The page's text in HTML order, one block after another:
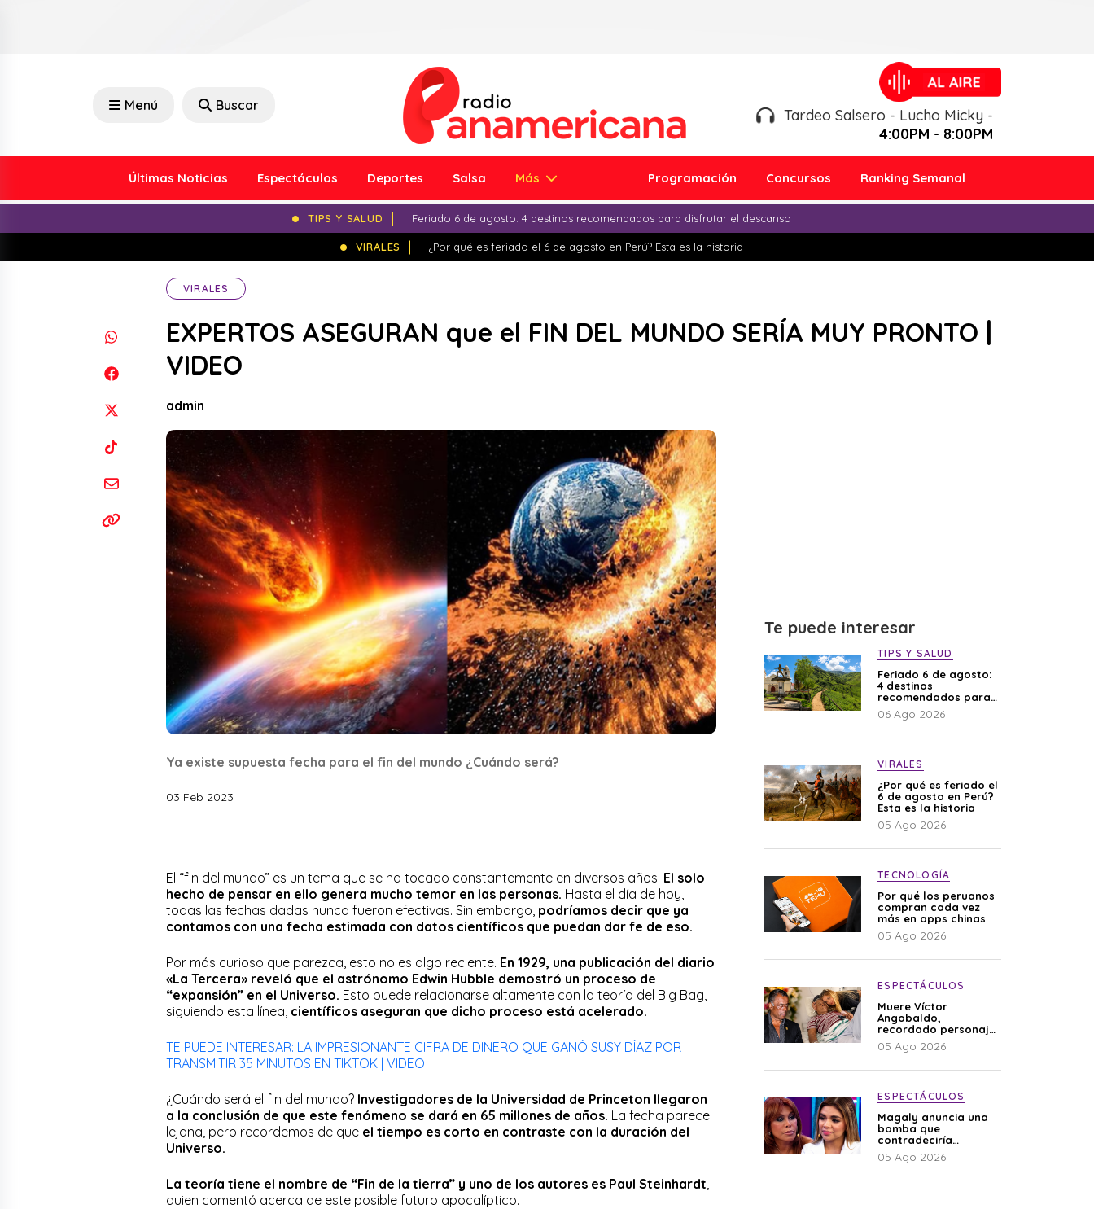
Menú Buscar
Tardeo Salsero - Lucho Micky -
4:00PM - 8:00PM
Últimas Noticias Espectáculos Deportes Salsa Más Programación Concursos Ranking Semanal
TIPS Y SALUD Feriado 6 de agosto: 4 destinos recomendados para disfrutar el descanso
VIRALES ¿Por qué es feriado el 6 de agosto en Perú? Esta es la historia
VIRALES
EXPERTOS ASEGURAN que el FIN DEL MUNDO SERÍA MUY PRONTO |
VIDEO
admin
Ya existe supuesta fecha para el fin del mundo ¿Cuándo será?
03 Feb 2023
El “fin del mundo” es un tema que se ha tocado constantemente en diversos años. El solo
hecho de pensar en ello genera mucho temor en las personas. Hasta el día de hoy,
todas las fechas dadas nunca fueron efectivas. Sin embargo, podríamos decir que ya
contamos con una fecha estimada con datos científicos que puedan dar fe de eso.
Por más curioso que parezca, esto no es algo reciente. En 1929, una publicación del diario
«La Tercera» reveló que el astrónomo Edwin Hubble demostró un proceso de
“expansión” en el Universo. Esto puede relacionarse altamente con la teoría del Big Bag,
siguiendo esta línea, científicos aseguran que dicho proceso está acelerado.
TE PUEDE INTERESAR: LA IMPRESIONANTE CIFRA DE DINERO QUE GANÓ SUSY DÍAZ POR
TRANSMITIR 35 MINUTOS EN TIKTOK | VIDEO
¿Cuándo será el fin del mundo? Investigadores de la Universidad de Princeton llegaron
a la conclusión de que este fenómeno se dará en 65 millones de años. La fecha parece
lejana, pero recordemos de que el tiempo es corto en contraste con la duración del
Universo.
La teoría tiene el nombre de “Fin de la tierra” y uno de los autores es Paul Steinhardt
quien comentó acerca de este posible futuro apocalíptico.
Te puede interesar
TIPS Y SALUD
Feriado 6 de agosto:
4 destinos
recomendados para
disfrutar el descanso
06 Ago 2026
VIRALES
¿Por qué es feriado el
6 de agosto en Perú?
Esta es la historia
05 Ago 2026
TECNOLOGÍA
Por qué los peruanos
compran cada vez
más en apps chinas
05 Ago 2026
ESPECTÁCULOS
Muere Víctor
Angobaldo,
recordado personaje
de la farándula y
expareja de Shirley
05 Ago 2026
ESPECTÁCULOS
Magaly anuncia una
bomba que
contradeciría
comunicado de La
Bella Luz: “Hay un
05 Ago 2026